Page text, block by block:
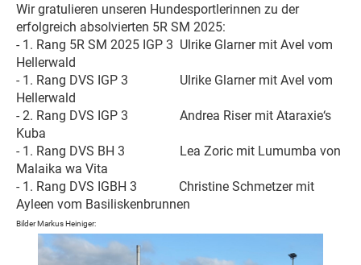
Wir gratulieren unseren Hundesportlerinnen zu der
erfolgreich absolvierten 5R SM 2025:
- 1. Rang 5R SM 2025 IGP 3 Ulrike Glarner mit Avel vom
Hellerwald
- 1. Rang DVS IGP 3 Ulrike Glarner mit Avel vom
Hellerwald
- 2. Rang DVS IGP 3
Andrea Riser mit Ataraxie‘s
Kuba
- 1. Rang DVS BH 3 Lea Zoric mit Lumumba von
Malaika wa Vita
- 1. Rang DVS IGBH 3 Christine Schmetzer mit
Ayleen vom Basiliskenbrunnen
Bilder Markus Heiniger: